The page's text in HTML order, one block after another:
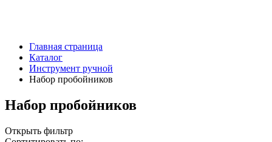
Главная страница
Каталог
Инструмент ручной
Набор пробойников
Набор пробойников
Открыть фильтр